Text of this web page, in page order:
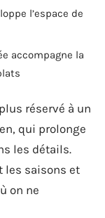
l’espace de
accompagne la
réservé à un
qui prolonge
les détails.
les saisons et
on ne